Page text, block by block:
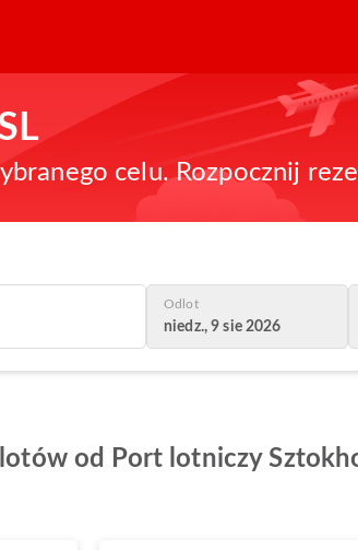
celu. Rozpocznij
Odlot
niedz., 9 sie 2026
od Port lotniczy